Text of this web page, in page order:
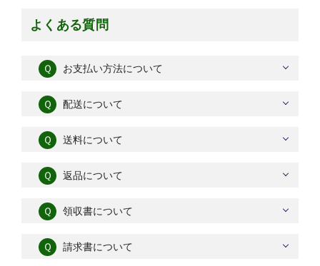
よくある質問
Ｑ お支払い方法について
Ｑ 配送について
Ｑ 送料について
Ｑ 返品について
Ｑ 領収書について
Ｑ 請求書について